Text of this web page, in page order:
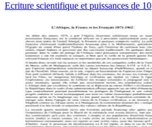
Ecriture scientifique et puissances de 10